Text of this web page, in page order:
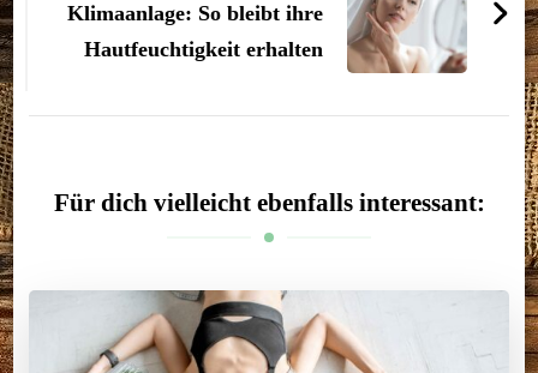
Klimaanlage: So bleibt ihre
Hautfeuchtigkeit erhalten
Für dich vielleicht ebenfalls interessant: